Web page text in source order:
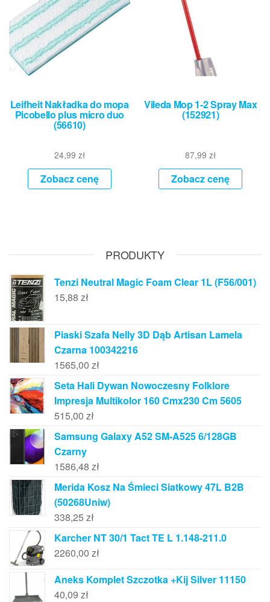
Leifheit Nakładka do mopa
Picobello plus micro duo
(56610)
24,99 zł
Zobacz cenę
Vileda Mop 1-2 Spray Max
(152921)
87,99zł
Zobacz cenę
PRODUKTY
Tenzi Neutral Magic Foam Clear 1L (F56/001)
15,88 zł
Piaski Szafa Nelly 3D Dąb Artisan Lamela
Czarna 100342216
1565,00 zł
Seta Hali Dywan Nowoczesny Folklore
Impresja Multikolor 160 Cmx230 Cm 5605
515,00 zł
Samsung Galaxy A52 SM-A525 6/128GB
Czarny
1586,48 zł
Merida Kosz Na Śmieci Siatkowy 47L B2B
(50268Uniw)
338,25 zł
Karcher NT 30/1 Tact TE L 1.148-211.0
2260,00 zł
Aneks Komplet Szczotka +Kij Silver 11150
40,09 zł